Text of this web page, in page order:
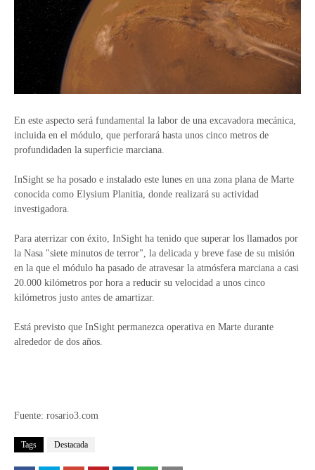
En este aspecto será fundamental la labor de una excavadora mecánica,
incluida en el módulo, que perforará hasta unos cinco metros de
profundidaden la superficie marciana.
InSight se ha posado e instalado este lunes en una zona plana de Marte
conocida como Elysium Planitia, donde realizará su actividad
investigadora.
Para aterrizar con éxito, InSight ha tenido que superar los llamados por
la Nasa "siete minutos de terror", la delicada y breve fase de su misión
en la que el módulo ha pasado de atravesar la atmósfera marciana a casi
20.000 kilómetros por hora a reducir su velocidad a unos cinco
kilómetros justo antes de amartizar.
Está previsto que InSight permanezca operativa en Marte durante
alrededor de dos años.
Fuente: rosario3.com
Tags Destacada